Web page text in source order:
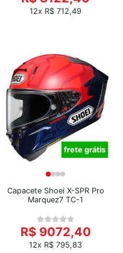
12x R$ 712,49
frete grátis
Capacete Shoei X-SPR Pro
Marquez7 TC-1
R$ 9072,40
12x R$ 795,83